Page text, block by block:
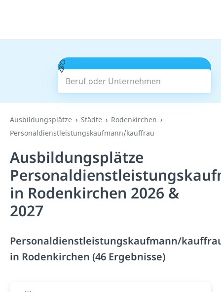
Beruf oder Unternehmen
Suchen
Ausbildungsplätze Städte
Rodenkirchen
Personaldienstleistungskaufmann/kauffrau
Ausbildungsplätze
in Rodenkirchen 2026 &
2027
Personaldienstleistungskaufmann/
in Rodenkirchen (46 Ergebnisse)